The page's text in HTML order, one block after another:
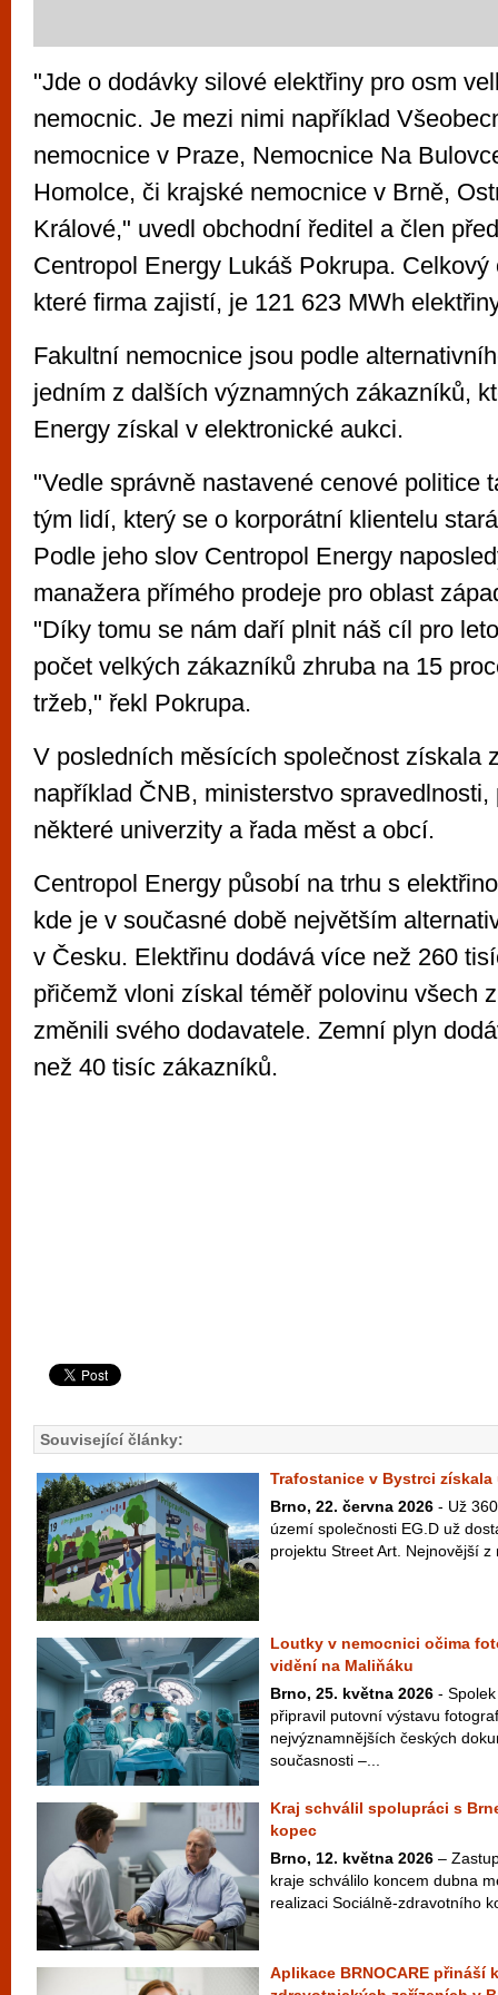
"Jde o dodávky silové elektřiny pro osm
nemocnic. Je mezi nimi například
nemocnice v Praze, Nemocnice Na
Homolce, či krajské nemocnice v Brně,
Králové," uvedl obchodní ředitel a člen
Centropol Energy Lukáš Pokrupa. Celkový
které firma zajistí, je 121 623 MWh
Fakultní nemocnice jsou podle
jedním z dalších významných zákazníků,
Energy získal v elektronické aukci.
"Vedle správně nastavené cenové politice
tým lidí, který se o korporátní klientelu
Podle jeho slov Centropol Energy
manažera přímého prodeje pro oblast
"Díky tomu se nám daří plnit náš cíl pro
počet velkých zákazníků zhruba na 15
tržeb," řekl Pokrupa.
V posledních měsících společnost získala
například ČNB, ministerstvo spravedlnosti,
některé univerzity a řada měst a obcí.
Centropol Energy působí na trhu s
kde je v současné době největším
v Česku. Elektřinu dodává více než 260
přičemž vloni získal téměř polovinu všech
změnili svého dodavatele. Zemní plyn
než 40 tisíc zákazníků.
Související články:
Trafostanice v Bystrci získala
Brno, 22. června 2026 - Už
území společnosti EG.D už
projektu Street Art. Nejnovější z
Loutky v nemocnici očima
vidění na Maliňáku
Brno, 25. května 2026 -
připravil putovní výstavu
nejvýznamnějších českých
současnosti –...
Kraj schválil spolupráci s
kopec
Brno, 12. května 2026 –
kraje schválilo koncem dubna
realizaci Sociálně-zdravotního
Aplikace BRNOCARE přináší